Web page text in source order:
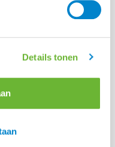
Details tonen